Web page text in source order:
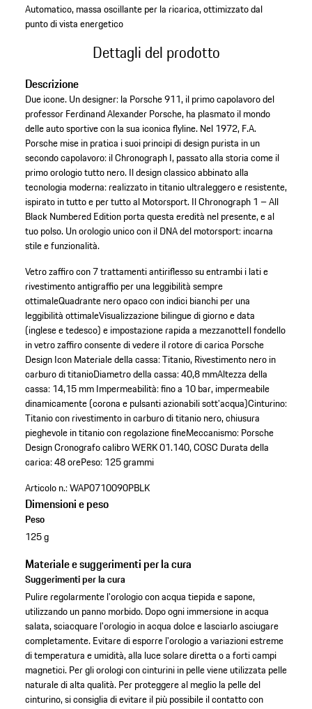
Automatico, massa oscillante per la ricarica, ottimizzato dal
punto di vista energetico
Dettagli del prodotto
Descrizione
Due icone. Un designer: la Porsche 911, il primo capolavoro del
professor Ferdinand Alexander Porsche, ha plasmato il mondo
delle auto sportive con la sua iconica flyline. Nel 1972, F.A.
Porsche mise in pratica i suoi principi di design purista in un
secondo capolavoro: il Chronograph I, passato alla storia come il
primo orologio tutto nero.​ Il design classico abbinato alla
tecnologia moderna: realizzato in titanio ultraleggero e resistente,
ispirato in tutto e per tutto al Motorsport. Il Chronograph 1 – All
Black Numbered Edition porta questa eredità nel presente, e al
tuo polso. Un orologio unico con il DNA del motorsport: incarna
stile e funzionalità.​
Vetro zaffiro con 7 trattamenti antiriflesso su entrambi i lati e
rivestimento antigraffio per una leggibilità sempre
ottimaleQuadrante nero opaco con indici bianchi per una
leggibilità ottimaleVisualizzazione bilingue di giorno e data
(inglese e tedesco) e impostazione rapida a mezzanotteIl fondello
in vetro zaffiro consente di vedere il rotore di carica Porsche
Design IconMateriale della cassa: Titanio, Rivestimento nero in
carburo di titanioDiametro della cassa: 40,8 mmAltezza della
cassa: 14,15 mmImpermeabilità: fino a 10 bar, impermeabile
dinamicamente (corona e pulsanti azionabili sott’acqua)Cinturino:
Titanio con rivestimento in carburo di titanio nero, chiusura
pieghevole in titanio con regolazione fineMeccanismo: Porsche
Design Cronografo calibro WERK 01.140, COSC Durata della
carica: 48 orePeso: 125 grammi
Articolo n.:WAP0710090PBLK
Dimensioni e peso
Peso
125 g
Materiale e suggerimenti per la cura
Suggerimenti per la cura
Pulire regolarmente l'orologio con acqua tiepida e sapone,
utilizzando un panno morbido. Dopo ogni immersione in acqua
salata, sciacquare l'orologio in acqua dolce e lasciarlo asciugare
completamente. Evitare di esporre l'orologio a variazioni estreme
di temperatura e umidità, alla luce solare diretta o a forti campi
magnetici. Per gli orologi con cinturini in pelle viene utilizzata pelle
naturale di alta qualità. Per proteggere al meglio la pelle del
cinturino, si consiglia di evitare il più possibile il contatto con